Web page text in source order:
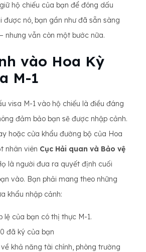
hộ chiếu của bạn để đóng dấu
được nó, bạn gần như đã sẵn sàng
nhưng vẫn còn một bước nữa.
vào Hoa Kỳ
M-1
visa M-1 vào hộ chiếu là điều đáng
đảm bảo bạn sẽ được nhập cảnh.
hoặc cửa khẩu đường bộ của Hoa
nhân viên Cục Hải quan và Bảo vệ
là người đưa ra quyết định cuối
vào. Bạn phải mang theo những
khẩu nhập cảnh:
lệ của bạn có thị thực M-1.
đã ký của bạn
khả năng tài chính, phòng trường